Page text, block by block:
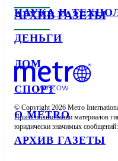
НАУКА И
ДЕНЬГИ
ДОМ
СПОРТ
О METRO
АРХИВ ГАЗЕТЫ
АРХИВ ГАЗЕТЫ
© Copyright 2026 Metro
При использовании материалов
юридически значимых сообщений: